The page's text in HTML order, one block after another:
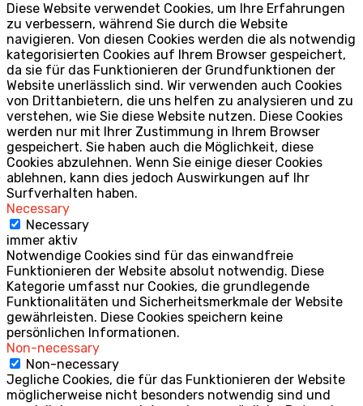
Diese Website verwendet Cookies, um Ihre Erfahrungen
zu verbessern, während Sie durch die Website
navigieren. Von diesen Cookies werden die als notwendig
kategorisierten Cookies auf Ihrem Browser gespeichert,
da sie für das Funktionieren der Grundfunktionen der
Website unerlässlich sind. Wir verwenden auch Cookies
von Drittanbietern, die uns helfen zu analysieren und zu
verstehen, wie Sie diese Website nutzen. Diese Cookies
werden nur mit Ihrer Zustimmung in Ihrem Browser
gespeichert. Sie haben auch die Möglichkeit, diese
Cookies abzulehnen. Wenn Sie einige dieser Cookies
ablehnen, kann dies jedoch Auswirkungen auf Ihr
Surfverhalten haben.
Necessary
Necessary
immer aktiv
Notwendige Cookies sind für das einwandfreie
Funktionieren der Website absolut notwendig. Diese
Kategorie umfasst nur Cookies, die grundlegende
Funktionalitäten und Sicherheitsmerkmale der Website
gewährleisten. Diese Cookies speichern keine
persönlichen Informationen.
Non-necessary
Non-necessary
Jegliche Cookies, die für das Funktionieren der Website
möglicherweise nicht besonders notwendig sind und